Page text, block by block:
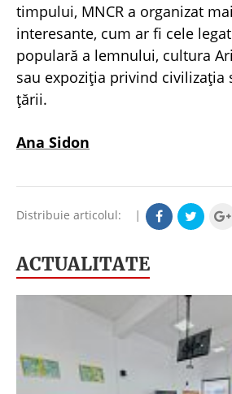
timpului, MNCR a organizat
interesante, cum ar fi cele
populară a lemnului, cultura
sau expoziţia privind
ţării.
Ana Sidon
Distribuie articolul: |
ACTUALITATE